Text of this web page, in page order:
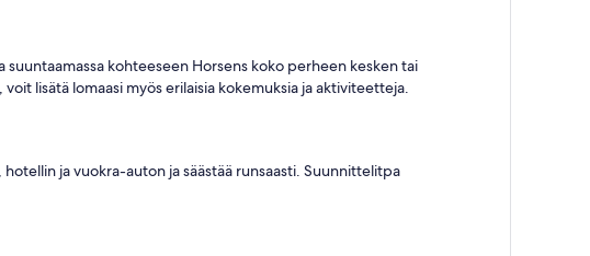
kohteeseen Horsens koko perheen kesken tai
lisätä lomaasi myös erilaisia kokemuksia ja aktiviteetteja.
ja vuokra-auton ja säästää runsaasti. Suunnittelitpa